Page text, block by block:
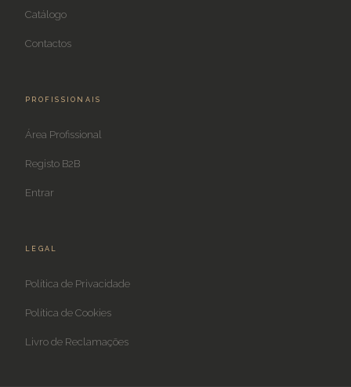
Catálogo
Contactos
PROFISSIONAIS
Área Profissional
Registo B2B
Entrar
LEGAL
Política de Privacidade
Política de Cookies
Livro de Reclamações